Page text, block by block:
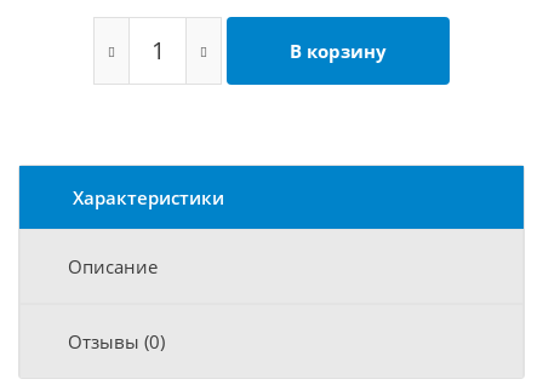
В корзину
Характеристики
Описание
Отзывы (0)